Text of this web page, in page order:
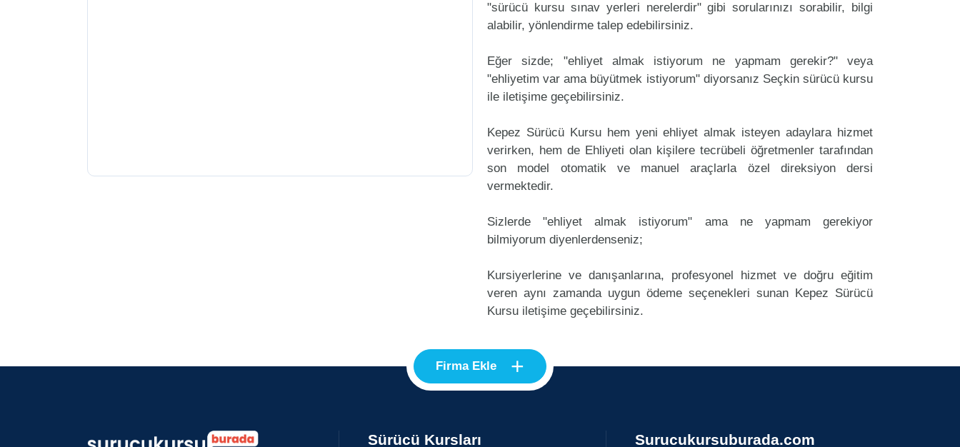
"sürücü kursu sınav yerleri nerelerdir" gibi sorularınızı sorabilir, bilgi
alabilir, yönlendirme talep edebilirsiniz.
Eğer sizde; "ehliyet almak istiyorum ne yapmam gerekir?" veya
"ehliyetim var ama büyütmek istiyorum" diyorsanız Seçkin sürücü kursu
ile iletişime geçebilirsiniz.
Kepez Sürücü Kursu hem yeni ehliyet almak isteyen adaylara hizmet
verirken, hem de Ehliyeti olan kişilere tecrübeli öğretmenler tarafından
son model otomatik ve manuel araçlarla özel direksiyon dersi
vermektedir.
Sizlerde "ehliyet almak istiyorum" ama ne yapmam gerekiyor
bilmiyorum diyenlerdenseniz;
Kursiyerlerine ve danışanlarına, profesyonel hizmet ve doğru eğitim
veren aynı zamanda uygun ödeme seçenekleri sunan Kepez Sürücü
Kursu iletişime geçebilirsiniz.
Firma Ekle +
Sürücü Kursları Surucukursuburada.com